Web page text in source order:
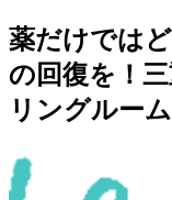
薬だけでは
の回復を！
リングルー